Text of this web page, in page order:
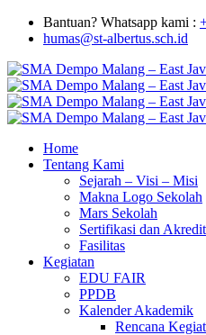
Bantuan? Whatsapp kami :
humas@st-albertus.sch.id
Home
Tentang Kami
Sejarah – Visi – Misi
Makna Logo Sekolah
Mars Sekolah
Sertifikasi dan
Fasilitas
Kegiatan
EDU FAIR
PPDB
Kalender Akademik
Rencana